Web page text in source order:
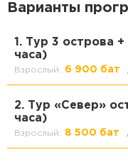
Варианты
1. Тур 3 острова
часа)
Взрослый: 6 900 бат
2. Тур «Север»
часа)
Взрослый: 8 500 бат